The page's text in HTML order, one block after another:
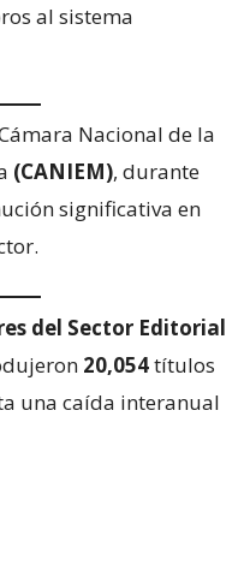
al sistema
Nacional de la
(CANIEM), durante
significativa en
del Sector Editorial
20,054títulos
una caída interanual